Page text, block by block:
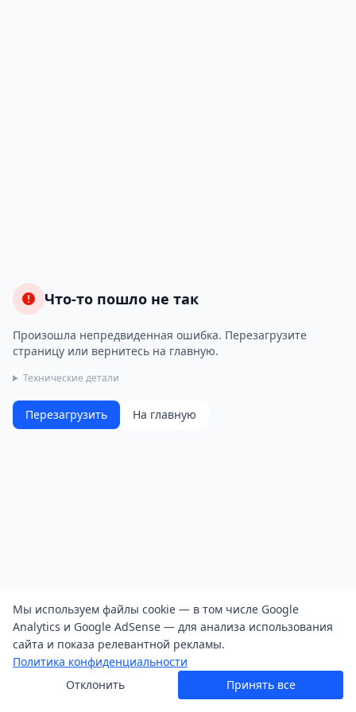
Что-то пошло не так
Произошла непредвиденная ошибка. Перезагрузите
страницу или вернитесь на главную.
Технические детали
Перезагрузить На главную
Мы используем файлы cookie — в том числе Google
Analytics и Google AdSense — для анализа использования
сайта и показа релевантной рекламы.
Политика конфиденциальности
Отклонить
Принять все